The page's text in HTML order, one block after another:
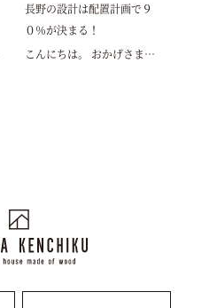
長野の設計は配置計画で９
０％が決まる！
こんにちは。 おかげさま…